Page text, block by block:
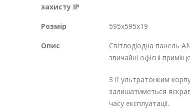
захисту IP
Розмір 595х595х19
Опис
Світлодіодна панель
звичайні офісні
З її ультратонким
залишатиметься
часу експлуатації.